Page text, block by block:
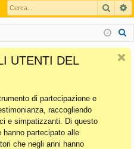
og
in
Cerca
UTENTI DEL
di partecipazione e
raccogliendo
e simpatizzanti. Di questo
hanno partecipato alle
che negli anni hanno